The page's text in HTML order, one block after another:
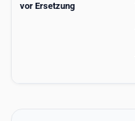
vor Ersetzung